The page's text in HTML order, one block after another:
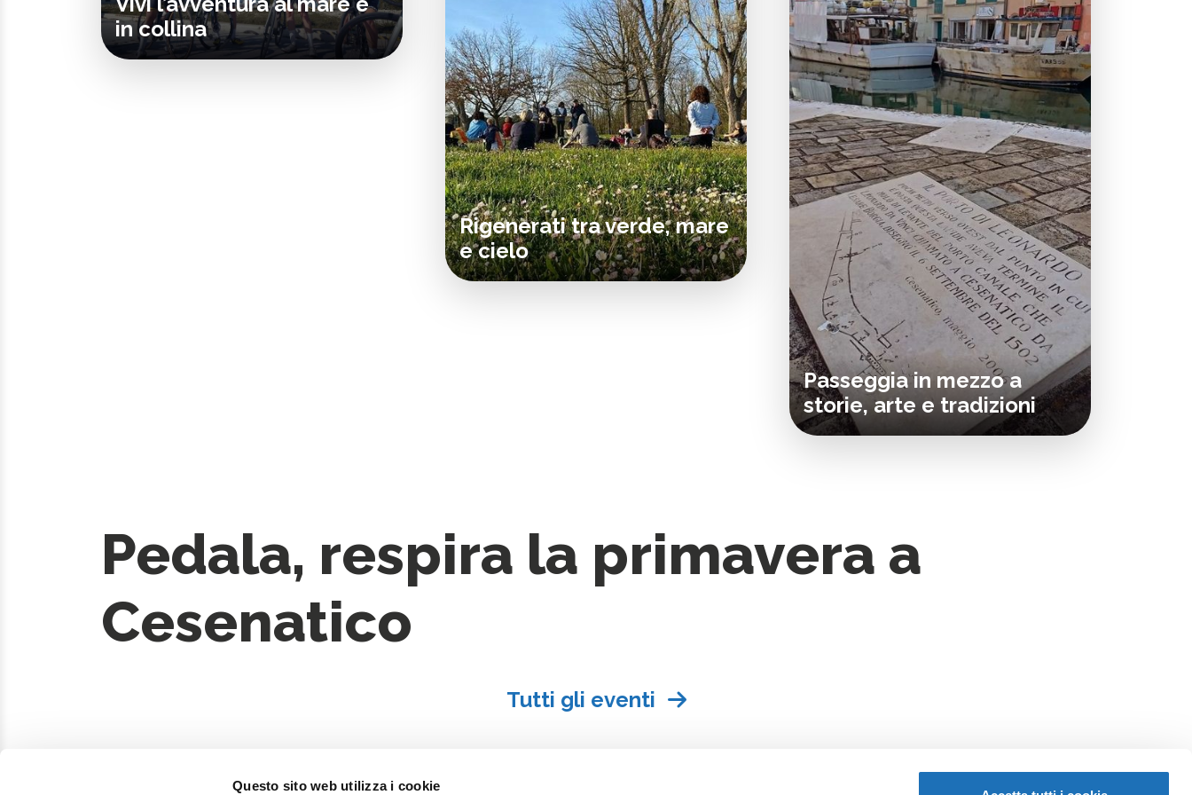
Questo sito web utilizza i cookie
in collina
Rigenerati tra verde, mare
e cielo
Passeggia in mezzo a
storie, arte e tradizioni
Pedala, respira la primavera a
Cesenatico
Tutti gli eventi